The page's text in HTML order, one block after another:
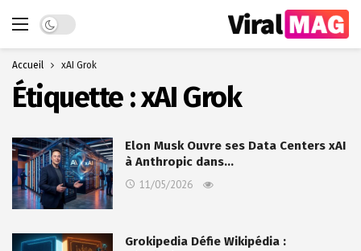
Dark mode
Accueil xAI Grok
Étiquette :xAI Grok
Elon Musk Ouvre ses Data Centers xAI
à Anthropic dans…
11/05/2026
Grokipedia Défie Wikipédia :